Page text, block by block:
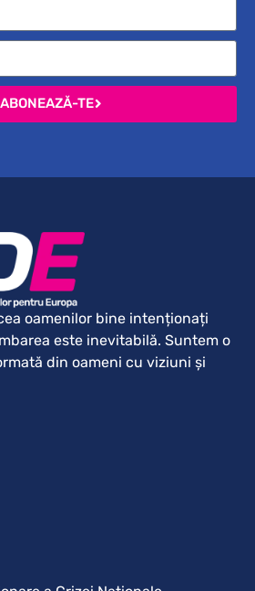
ABONEAZĂ-TE
oamenilor bine intenționați
este inevitabilă. Suntem o
din oameni cu viziuni și